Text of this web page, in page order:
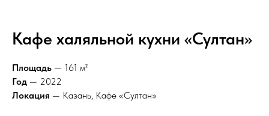
Кафе халяльной кухни «Султан»
Площадь — 161 м²
Год — 2022
Локация — Казань, Кафе «Султан»